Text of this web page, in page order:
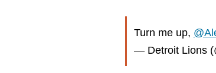
Turn me up,
— Detroit Lions